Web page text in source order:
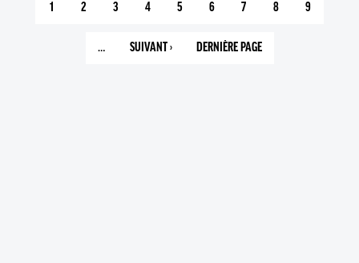
PAGE
1 PAGE
2 PAGE
3 PAGE
4 PAGE
5 PAGE
6 PAGE
7 PAGE
8 PAGE
9
…
PAGE
SUIVANT › DERNIÈRE PAGE
11